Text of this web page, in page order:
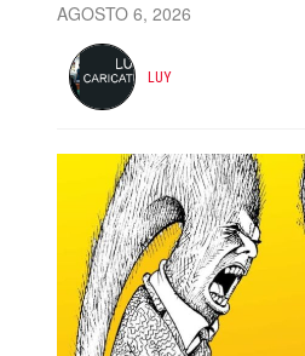
AGOSTO 6, 2026
LUY